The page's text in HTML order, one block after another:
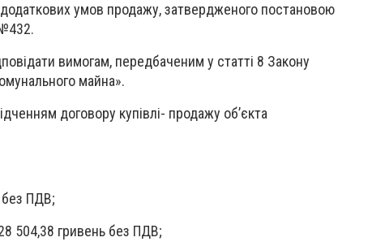
додаткових умов продажу, затвердженого постановою
вимогам, передбаченим у статті 8 Закону
майна».
договору купівлі- продажу об’єкта
без ПДВ;
504,38 гривень без ПДВ;